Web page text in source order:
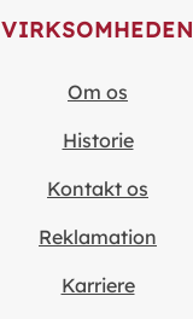
VIRKSOMHEDEN
Om os
Historie
Kontakt os
Reklamation
Karriere